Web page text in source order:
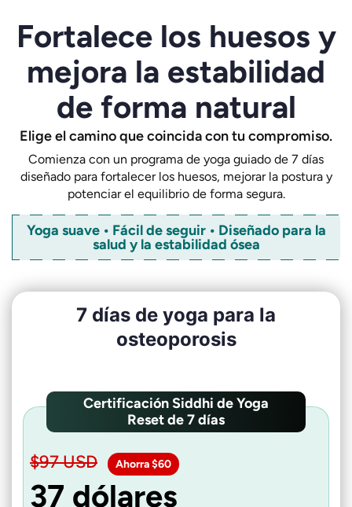
Fortalece los huesos y
mejora la estabilidad
de forma natural
Elige el camino que coincida con tu compromiso.
Comienza con un programa de yoga guiado de 7 días
diseñado para fortalecer los huesos, mejorar la postura y
potenciar el equilibrio de forma segura.
Yoga suave • Fácil de seguir • Diseñado para la
salud y la estabilidad ósea
7 días de yoga para la
osteoporosis
Certificación Siddhi de Yoga
Reset de 7 días
$97 USD Ahorra $60
37 dólares